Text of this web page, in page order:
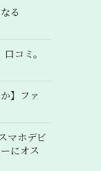
る
コミ。
】ファ
マホデビ
にオス